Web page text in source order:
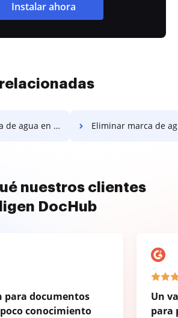
Instalar ahora
información de Blogger Eliminar marca de agua en la plantilla de tarjeta de
nuestros clientes
DocHub
para documentos
conocimiento
Un
para